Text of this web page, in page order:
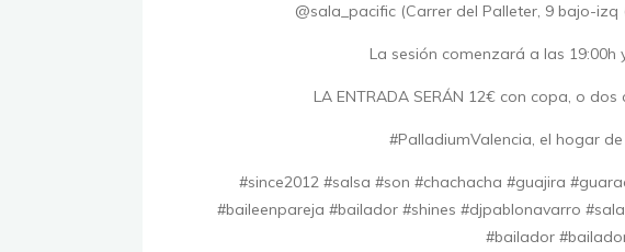
@sala_pacific (Carrer del Palleter, 9 bajo-
La sesión comenzará a las 19:00h
LA ENTRADA SERÁN 12€ con copa, o
#PalladiumValencia, el hogar
#since2012 #salsa #son #chachacha #guajira
#baileenpareja #bailador #shines #djpablonavarro
#bailador